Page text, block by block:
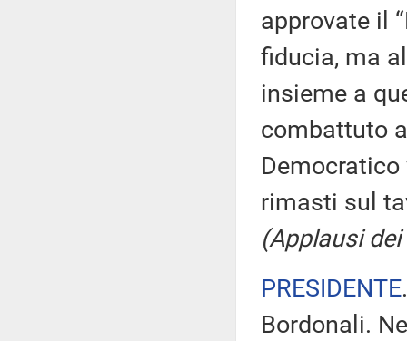
approvate il
fiducia, ma
insieme a
combattuto
rimasti sul
(Applausi
PRESIDENTE
Bordonali.